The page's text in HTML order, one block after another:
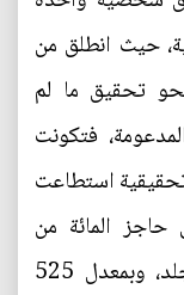
حيث انطلق من
تحقيق ما لم
فتكونت
استطاعت
أن تتخطى حاجز المائة من
المجلدات المطبوعة من نحو 900 مجلد، وبمعدل 525